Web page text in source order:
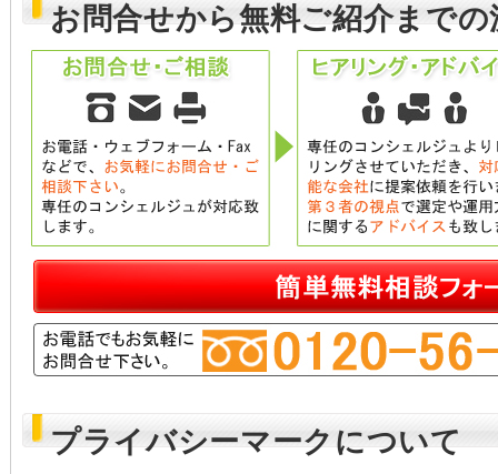
お問合せから無料ご紹介までの
プライバシーマークについて